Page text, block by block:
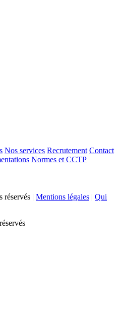
Nos services Recrutement Contact
Normes et CCTP
réservés | Mentions légales | Qui